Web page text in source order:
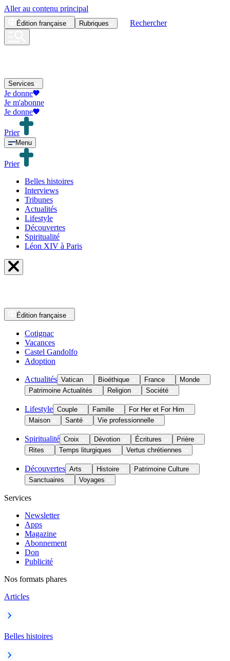
Aller au contenu principal
Édition française Rubriques Rechercher
Services
Je donne
Je m'abonne
Je donne
Prier
Menu
Prier
Belles histoires
Interviews
Tribunes
Actualités
Lifestyle
Découvertes
Spiritualité
Léon XIV à Paris
Édition française
Cotignac
Vacances
Castel Gandolfo
Adoption
Actualités Vatican Bioéthique France
Monde
Patrimoine Actualités
Religion Société
Lifestyle Couple Famille
For Her et For Him
Maison
Santé Vie professionnelle
Spiritualité Croix Dévotion Écritures
Prière
Rites
Temps liturgiques Vertus chrétiennes
Découvertes Arts Histoire
Patrimoine Culture
Sanctuaires
Voyages
Services
Newsletter
Apps
Magazine
Abonnement
Don
Publicité
Nos formats phares
Articles
Belles histoires